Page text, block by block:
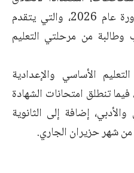
امتحانات الشهادات العامة لدورة عام 2026، والتي يتقدم
832 ألف طالب وطالبة من مرحلتي التعليم
الأساسي والإعدادية
تنطلق امتحانات الشهادة
والأدبي، إضافة إلى الثانوية
شهر حزيران الجاري.